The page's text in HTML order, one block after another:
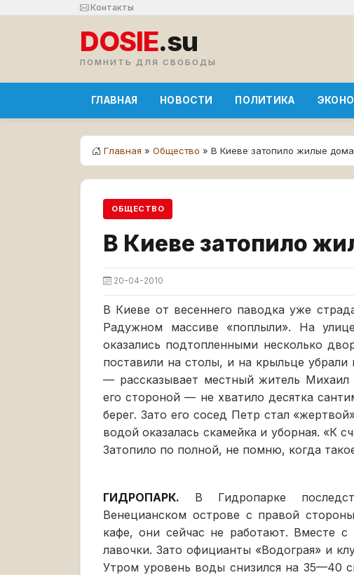
Контакты
DOSIE.su
ПОМНИТЬ ДЛЯ СВОБОДЫ
ГЛАВНАЯ НОВОСТИ ПОЛИТИКА
Главная » Общество » В Киеве затопило жилые дома
ОБЩЕСТВО
В Киеве затопило
20-04-2010
В Киеве от весеннего паводка уже
Радужном массиве «поплыли». На
оказались подтопленными несколько
поставили на столы, и на крыльце
— рассказывает местный житель
его стороной — не хватило десятка
берег. Зато его сосед Петр стал
водой оказалась скамейка и уборная. «К
Затопило по полной, не помню, когда
ГИДРОПАРК. В Гидропарке
Венецианском острове с правой
кафе, они сейчас не работают. Вместе
лавочки. Зато официанты «Водограя» и
Утром уровень воды снизился на 35—40